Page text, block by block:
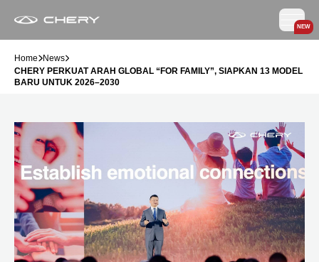
NEW
Home News
CHERY PERKUAT ARAH GLOBAL “FOR FAMILY”, SIAPKAN 13 MODEL
BARU UNTUK 2026–2030